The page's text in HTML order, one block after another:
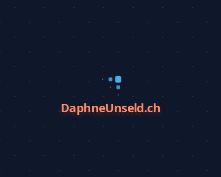
DaphneUnseld.ch